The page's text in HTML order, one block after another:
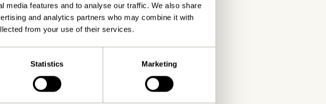
media features and to analyse our traffic. We also share
and analytics partners who may combine it with
from your use of their services.
Statistics Marketing
Non